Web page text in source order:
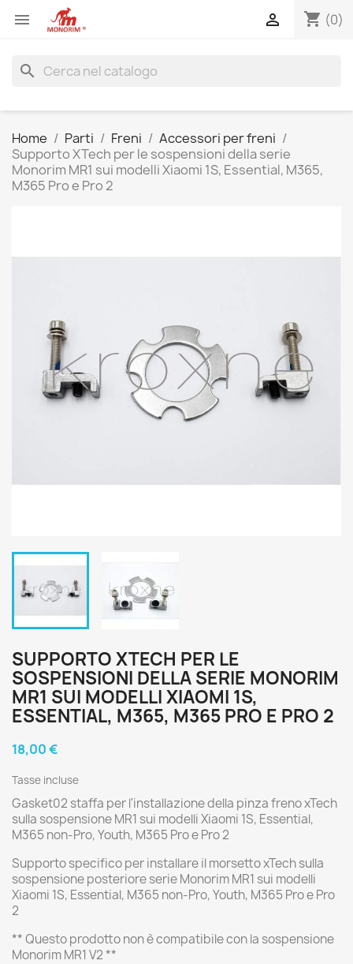
 shopping_cart (0)

search
Home Parti Freni
Accessori per freni
Supporto XTech per le sospensioni della serie
Monorim MR1 sui modelli Xiaomi 1S, Essential, M365,
M365 Pro e Pro 2
SUPPORTO XTECH PER LE
SOSPENSIONI DELLA SERIE MONORIM
MR1 SUI MODELLI XIAOMI 1S,
ESSENTIAL, M365, M365 PRO E PRO 2
18,00 €
Tasse incluse
Gasket02 staffa per l'installazione della pinza freno xTech
sulla sospensione MR1 sui modelli Xiaomi 1S, Essential,
M365 non-Pro, Youth, M365 Pro e Pro 2
Supporto specifico per installare il morsetto xTech sulla
sospensione posteriore serie Monorim MR1 sui modelli
Xiaomi 1S, Essential, M365 non-Pro, Youth, M365 Pro e Pro
2
** Questo prodotto non è compatibile con la sospensione
Monorim MR1 V2 **